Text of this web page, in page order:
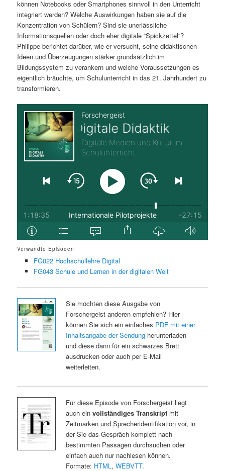
p
r
i
n
g
e
n
t
s
p
r
i
n
g
e
können Notebooks oder Smartphones sinnvoll in den Unterricht
integriert werden? Welche Auswirkungen haben sie auf die
Konzentration von Schülern? Sind sie unerlässliche
Informationsquellen oder doch eher digitale “Spickzettel“?
Philippe berichtet darüber, wie er versucht, seine didaktischen
Ideen und Überzeugungen stärker grundsätzlich im
Bildungssystem zu verankern und welche Voraussetzungen es
eigentlich bräuchte, um Schulunterricht in das 21. Jahrhundert zu
transformieren.
Verwandte Episoden
FG022 Hochschullehre Digital
FG043 Schule und Lernen in der digitalen Welt
Sie möchten diese Ausgabe von
Forschergeist anderen empfehlen? Hier
können Sie sich ein einfaches PDF mit einer
Inhaltsangabe der Sendungherunterladen
und diese dann für ein schwarzes Brett
ausdrucken oder auch per E-Mail
weiterleiten.
Für diese Episode von Forschergeist liegt
auch ein vollständiges Transkriptmit
Zeitmarken und Sprecheridentifikation vor, in
der Sie das Gespräch komplett nach
bestimmten Passagen durchsuchen oder
einfach auch nur nachlesen können.
Formate: HTML , WEBVTT.